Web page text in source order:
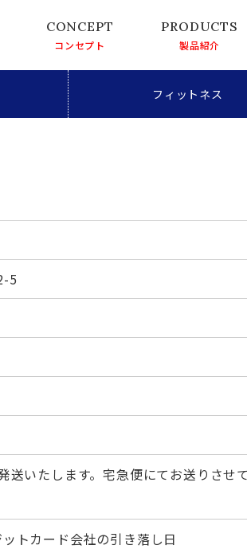
コンセプト 製品紹介
フィットネス
5
いたします。宅急便にてお送りさせて
トカード会社の引き落し日